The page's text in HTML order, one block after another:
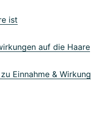
ist
auf die Haare
Einnahme & Wirkung